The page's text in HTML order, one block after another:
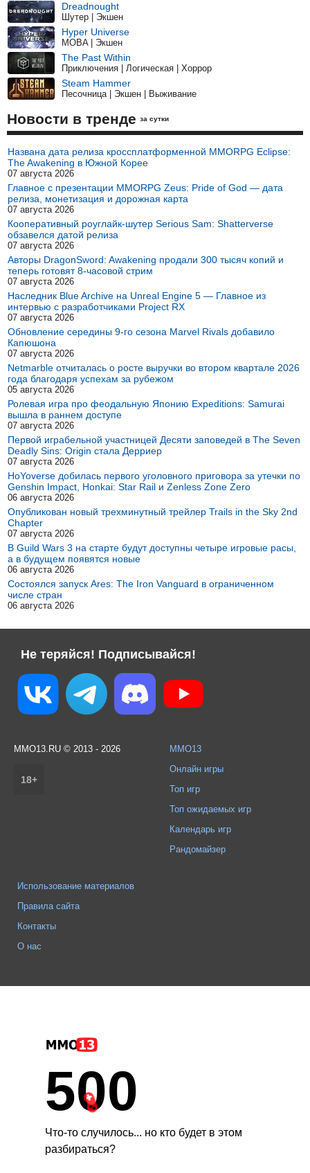
Dreadnought
Шутер | Экшен
Hyper Universe
MOBA | Экшен
The Past Within
Приключения | Логическая | Хоррор
Steam Hammer
Песочница | Экшен | Выживание
Новости в тренде за сутки
Названа дата релиза кроссплатформенной MMORPG Eclipse:
The Awakening в Южной Корее
07 августа 2026
Главное с презентации MMORPG Zeus: Pride of God — дата
релиза, монетизация и дорожная карта
07 августа 2026
Кооперативный роуглайк-шутер Serious Sam: Shatterverse
обзавелся датой релиза
07 августа 2026
Авторы DragonSword: Awakening продали 300 тысяч копий и
теперь готовят 8-часовой стрим
07 августа 2026
Наследник Blue Archive на Unreal Engine 5 — Главное из
интервью с разработчиками Project RX
07 августа 2026
Обновление середины 9-го сезона Marvel Rivals добавило
Капюшона
07 августа 2026
Netmarble отчиталась о росте выручки во втором квартале 2026
года благодаря успехам за рубежом
05 августа 2026
Ролевая игра про феодальную Японию Expeditions: Samurai
вышла в раннем доступе
07 августа 2026
Первой играбельной участницей Десяти заповедей в The Seven
Deadly Sins: Origin стала Дерриер
07 августа 2026
HoYoverse добилась первого уголовного приговора за утечки по
Genshin Impact, Honkai: Star Rail и Zenless Zone Zero
06 августа 2026
Опубликован новый трехминутный трейлер Trails in the Sky 2nd
Chapter
07 августа 2026
В Guild Wars 3 на старте будут доступны четыре игровые расы,
а в будущем появятся новые
06 августа 2026
Состоялся запуск Ares: The Iron Vanguard в ограниченном
числе стран
06 августа 2026
Не теряйся! Подписывайся!
MMO13.RU © 2013 - 2026
18+
MMO13
Онлайн игры
Топ игр
Топ ожидаемых игр
Календарь игр
Рандомайзер
Использование материалов
Правила сайта
Контакты
О нас
500
Что-то случилось... но кто будет в этом
разбираться?